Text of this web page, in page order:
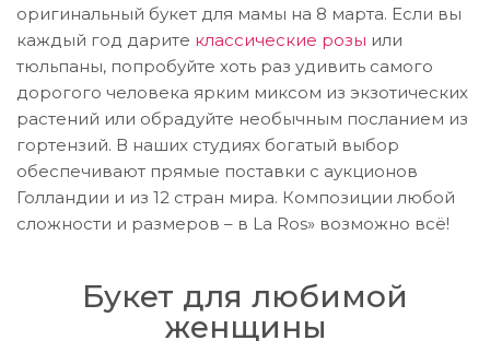
оригинальный букет для мамы на 8 марта. Если вы
каждый год дарите классические розы или
тюльпаны, попробуйте хоть раз удивить самого
дорогого человека ярким миксом из экзотических
растений или обрадуйте необычным посланием из
гортензий. В наших студиях богатый выбор
обеспечивают прямые поставки с аукционов
Голландии и из 12 стран мира. Композиции любой
сложности и размеров – в La Ros» возможно всё!
Букет для любимой
женщины